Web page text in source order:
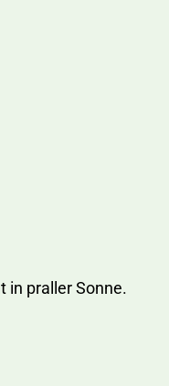
in praller Sonne.